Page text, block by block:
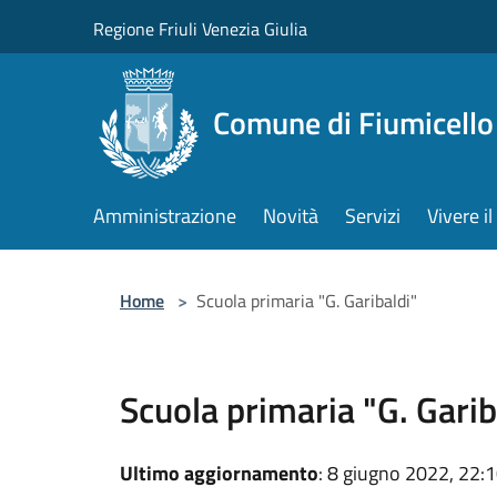
Regione Friuli Venezia Giulia
Comune di
Amministrazione Novità Servizi Vivere
Home > Scuola primaria "G. Garibaldi"
Scuola primaria "G.
Ultimo aggiornamento: 8 giugno 2022,